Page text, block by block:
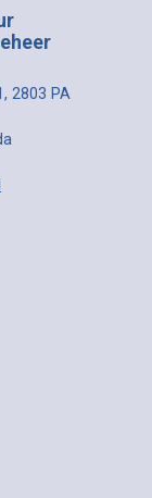
2803 PA